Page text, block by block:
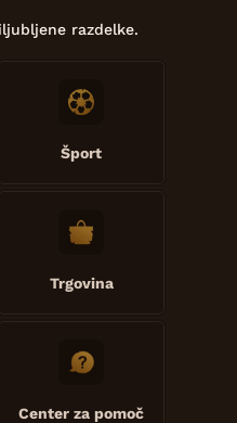
razdelke.
Šport
Trgovina
Center za pomoč